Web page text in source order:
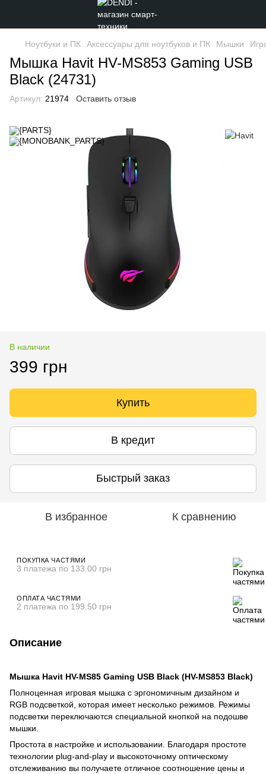
Ноутбуки и ПК Аксессуары для ноутбуков и ПК Мышки
Мышка Havit HV-MS853 Gaming USB
Black (24731)
Артикул: 21974 Оставить отзыв
В наличии
399 грн
Купить
В кредит
Быстрый заказ
В избранное К сравнению
ПОКУПКА ЧАСТЯМИ
3 платежа по 133.00 грн
ОПЛАТА ЧАСТЯМИ
2 платежа по 199.50 грн
Описание
Мышка Havit HV-MS85 Gaming USB Black (HV-MS853 Black)
Полноценная игровая мышка с эргономичным дизайном и
RGB подсветкой, которая имеет несколько режимов. Режимы
подсветки переключаются специальной кнопкой на подошве
мышки.
Простота в настройке и использовании. Благодаря простоте
технологии plug-and-play и высокоточному оптическому
отслеживанию вы получаете отличное соотношение цены и